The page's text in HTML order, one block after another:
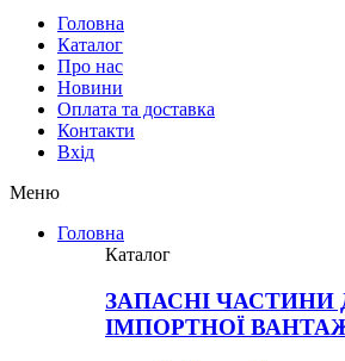
Головна
Каталог
Про нас
Новини
Оплата та доставка
Контакти
Вхiд
Меню
Головна
Каталог
ЗАПАСНІ ЧАСТИНИ
ІМПОРТНОЇ